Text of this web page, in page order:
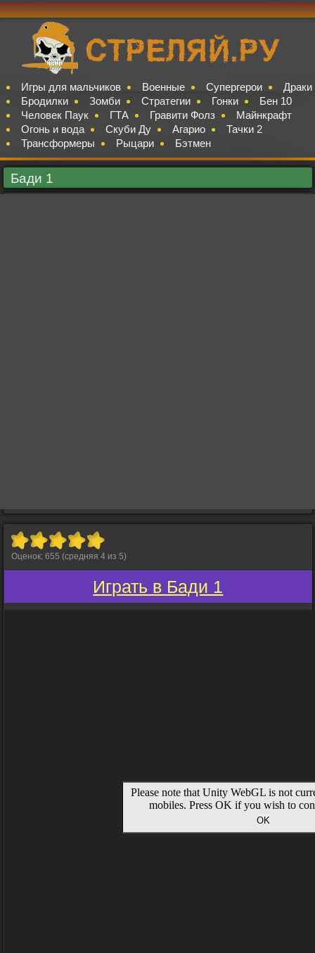
Игры для мальчиков Военные Супергерои
Драки
Бродилки
Зомби Стратегии Гонки
Бен 10
Человек Паук
ГТА Гравити Фолз
Майнкрафт
Огонь и вода
Скуби Ду Агарио
Тачки 2
Трансформеры
Рыцари Бэтмен
Бади 1
Оценок: 655 (средняя 4 из 5)
Играть в Бади 1